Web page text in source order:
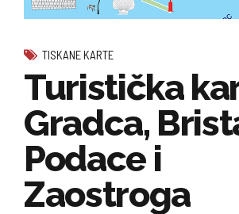
TISKANE KARTE
Turistička
Gradca,
Podace i
Zaostroga